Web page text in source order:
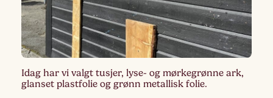
Idag har vi valgt tusjer, lyse- og mørkegrønne ark,
glanset plastfolie og grønn metallisk folie.